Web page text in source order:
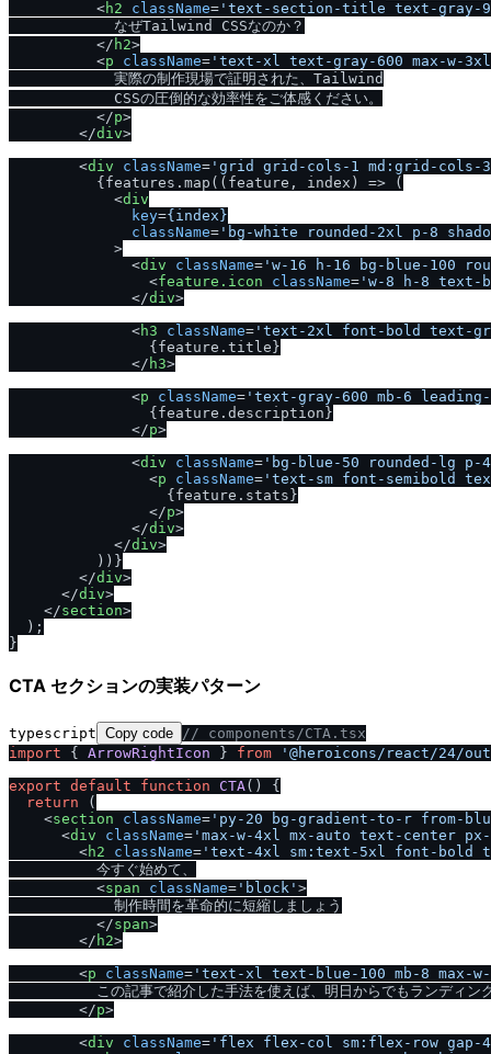
<h2 className= 'text-section-title text-gray-
            なぜTailwind CSSなのか？
</ h2>
<p className= 'text-xl text-gray-600 max-w-
            実際の制作現場で証明された、Tailwind
            CSSの圧倒的な効率性をご体感ください。
</p>
</div>
<div className= 'grid grid-cols-1 md:grid-cols-
          {features.map((feature, index) => (
<div
key={index}
className= 'bg-white rounded-2xl p-8
            >
<div className= 'w-16 h-16 bg-blue-100
<feature.icon className= 'w-8 h-8 text-
</div>
<h3 className= 'text-2xl font-bold text-
                {feature.title}
</ h3>
<p className= 'text-gray-600 mb-6
                {feature.description}
</p>
<div className= 'bg-blue-50 rounded-lg p-
<p className= 'text-sm font-semibold
                  {feature.stats}
</p>
</div>
</div>
          ))}
</div>
</div>
</section>
  );
CTA セクションの実装パターン
typescript Copy code // components/CTA.tsx
import { ArrowRightIcon } from '@heroicons/ react/24/
export default function CTA( ) {
return (
<section className= 'py-20 bg-gradient-to-r from-
<div className= 'max-w-4xl mx-auto text-center
<h2 className= 'text-4xl sm:text-5xl font-bold
          今すぐ始めて、
<span className= 'block' >
            制作時間を革命的に短縮しましょう
</span>
</ h2>
<p className= 'text-xl text-blue-100 mb-8 max-
この記事で紹介した手法を使えば、明日からでもランディン
</p>
<div className= 'flex flex-col sm:flex-row